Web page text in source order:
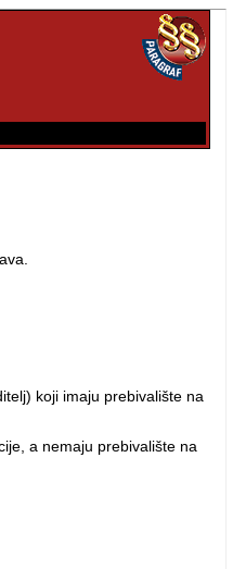
koji imaju prebivalište na
a nemaju prebivalište na